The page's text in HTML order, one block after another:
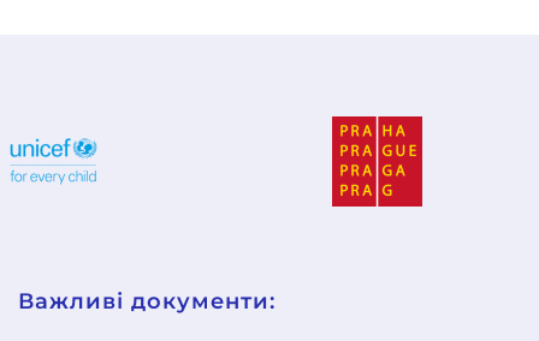
Важливі документи: